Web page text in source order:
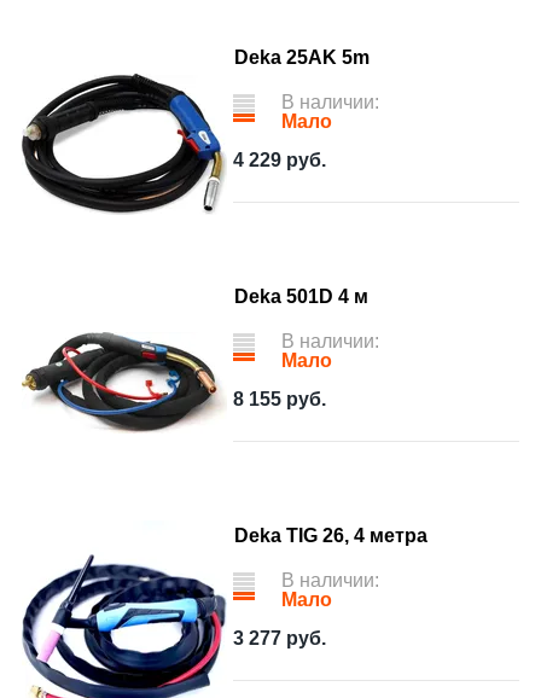
Deka 25AK 5m
В наличии:
Мало
4 229 руб.
Deka 501D 4 м
В наличии:
Мало
8 155 руб.
Deka TIG 26, 4 метра
В наличии:
Мало
3 277 руб.